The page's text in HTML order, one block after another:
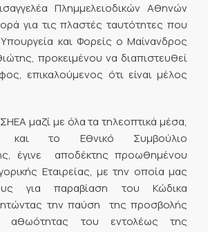
Πλημμελειοδικών Αθηνών
για τις πλαστές ταυτότητες που
και Φορείς ο Μαίνανδρος
προκειμένου να διαπιστευθεί
επικαλούμενος ότι είναι μέλος
μαζί με όλα τα τηλεοπτικά μέσα,
το Εθνικό Συμβούλιο
έγινε αποδέκτης προωθημένου
Εταιρείας, με την οποία μας
για παραβίαση του Κώδικα
την παύση της προσβολής
αθωότητας του εντολέως της